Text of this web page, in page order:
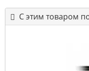
С этим товаром